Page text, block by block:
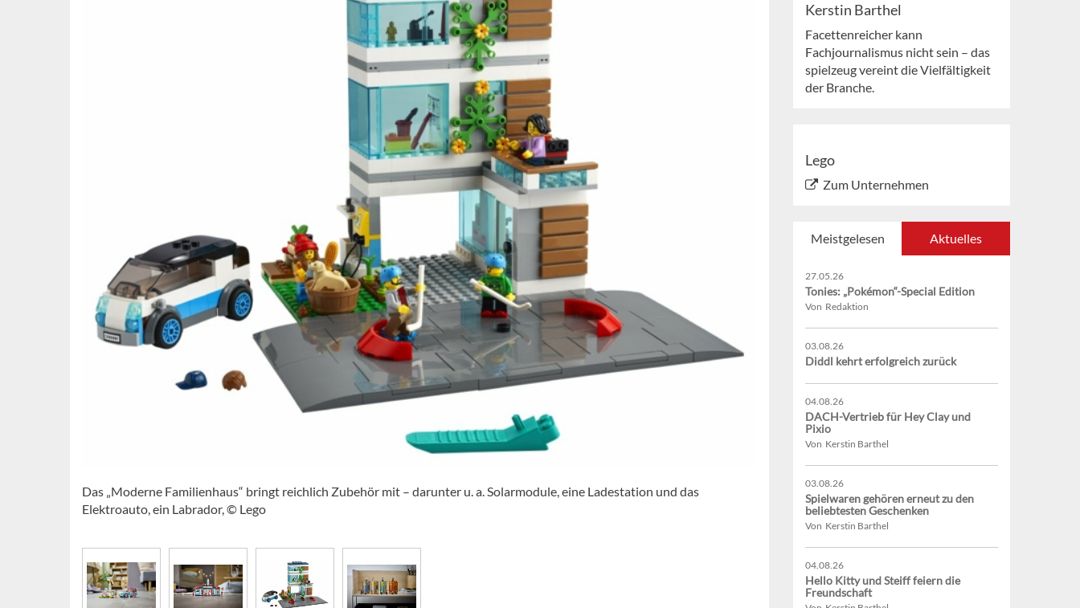
Das „Moderne Familienhaus“ bringt reichlich Zubehör mit – darunter u. a. Solarmodule, eine Ladestation und das
Elektroauto, ein Labrador, © Lego
Kerstin Barthel
Facettenreicher kann
Fachjournalismus nicht sein – das
spielzeug vereint die Vielfältigkeit
der Branche.
Lego
Zum Unternehmen
Meistgelesen Aktuelles
27.05.26
Tonies: „Pokémon“-Special Edition
Von Redaktion
03.08.26
Diddl kehrt erfolgreich zurück
04.08.26
DACH-Vertrieb für Hey Clay und
Pixio
Von Kerstin Barthel
03.08.26
Spielwaren gehören erneut zu den
beliebtesten Geschenken
Von Kerstin Barthel
04.08.26
Hello Kitty und Steiff feiern die
Freundschaft